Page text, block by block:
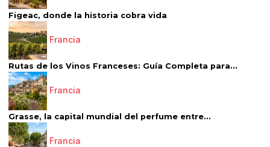
Figeac, donde la historia cobra vida
Francia
Rutas de los Vinos Franceses: Guía Completa para...
Francia
Grasse, la capital mundial del perfume entre...
Francia